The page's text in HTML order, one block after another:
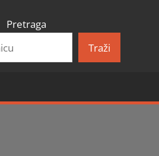
Pretraga
Traži